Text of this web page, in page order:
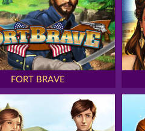
FORT BRAVE